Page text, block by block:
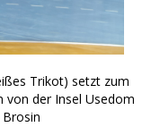
Trikot) setzt zum
von der Insel Usedom